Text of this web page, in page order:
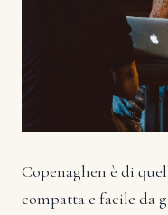
Copenaghen è di
compatta e facile da